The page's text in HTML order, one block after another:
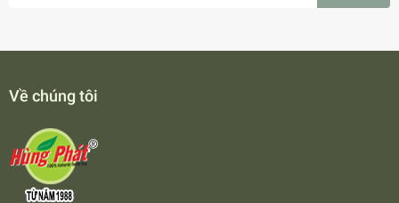
Về chúng tôi